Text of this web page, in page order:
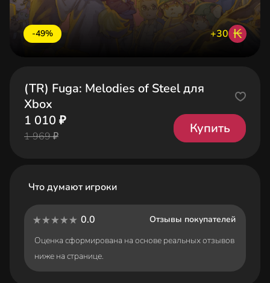
-49% +30 ₭
(TR) Fuga: Melodies of Steel для
Xbox
1 010 ₽
1 969 ₽
Купить
Что думают игроки
0.0
Отзывы покупателей
Оценка сформирована на основе реальных отзывов
ниже на странице.